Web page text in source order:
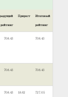
рейтинг
Прирост Итоговый
рейтинг
708.43 708.43
708.43 708.43
708.43 18.62 727.05